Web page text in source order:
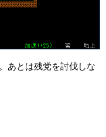
あとは残党を討伐しな